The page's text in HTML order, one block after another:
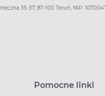
35-37, 87-100 Toruń, NIP:
Pomocne linki